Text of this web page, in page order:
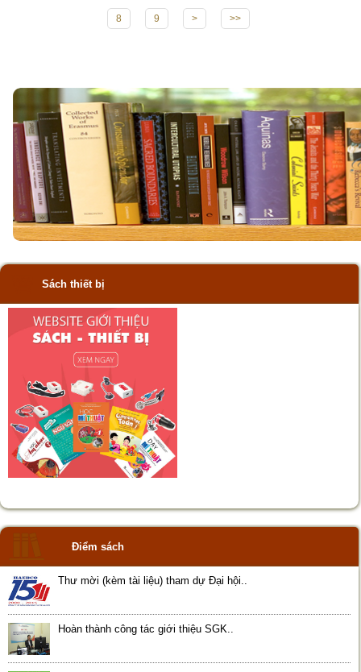
8 9 > >>
Sách thiết bị
Điểm sách
Thư mời (kèm tài liệu) tham dự Đại hội..
Hoàn thành công tác giới thiệu SGK..